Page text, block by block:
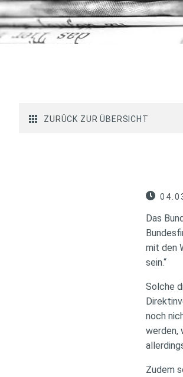
ZURÜCK ZUR ÜBERSICHT
Das
mit den
sein.“
Solche
noch
werden,
Zudem